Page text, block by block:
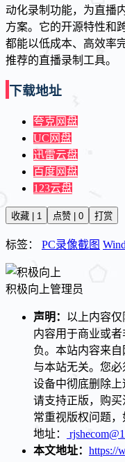
动化录制功能，为直播
方案。它的开源特性和
都能以低成本、高效率
推荐的直播录制工具。
下载地址
夸克网盘
UC网盘
迅雷云盘
百度网盘
123云盘
收藏 | 1 点赞 | 0 打赏
标签： PC录像截图
积极向上管理员
声明： 以上内容
内容用于商业或
负。本站内容来
与本站无关。您
设备中彻底删除上
请支持正版，购
常重视版权问题
地址：
本文地址： https://